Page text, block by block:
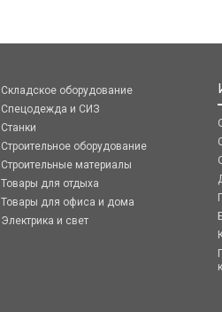
Складское оборудование
Спецодежда и СИЗ
Станки
Строительное оборудование
Строительные материалы
Товары для отдыха
Товары для офиса и дома
Электрика и свет